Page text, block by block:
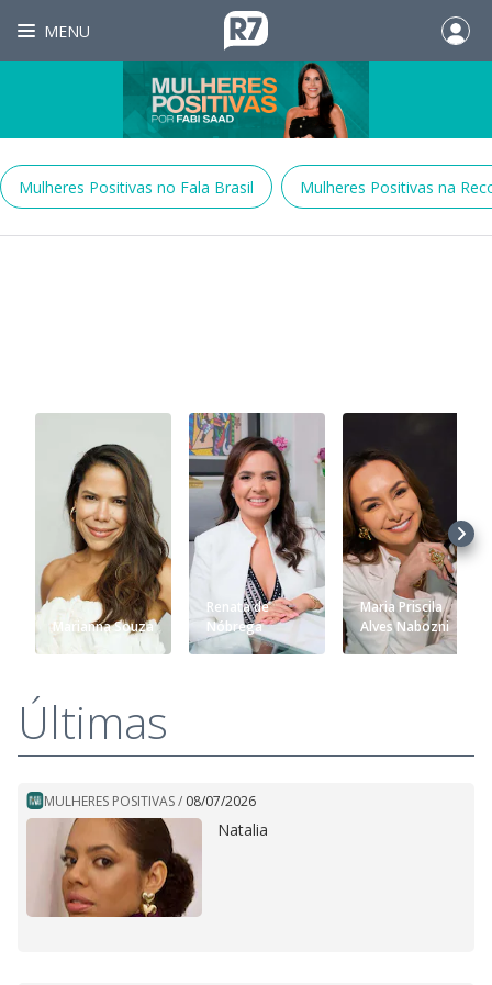
MENU
Mulheres Positivas no Fala Brasil Mulheres Positivas na
Marianna Souza
Renata de
Nóbrega
Maria Priscila
Alves Nabozni
Últimas
MULHERES POSITIVAS/ 08/07/2026
Natalia